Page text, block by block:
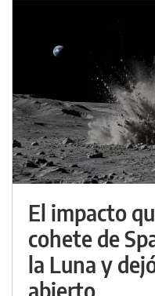
El impacto
cohete de
la Luna y
abierto